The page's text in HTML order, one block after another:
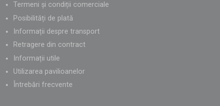
Termeni și condiții comerciale
Posibilități de plată
Informații despre transport
Retragere din contract
Informații utile
Utilizarea pavilioanelor
Întrebări frecvente